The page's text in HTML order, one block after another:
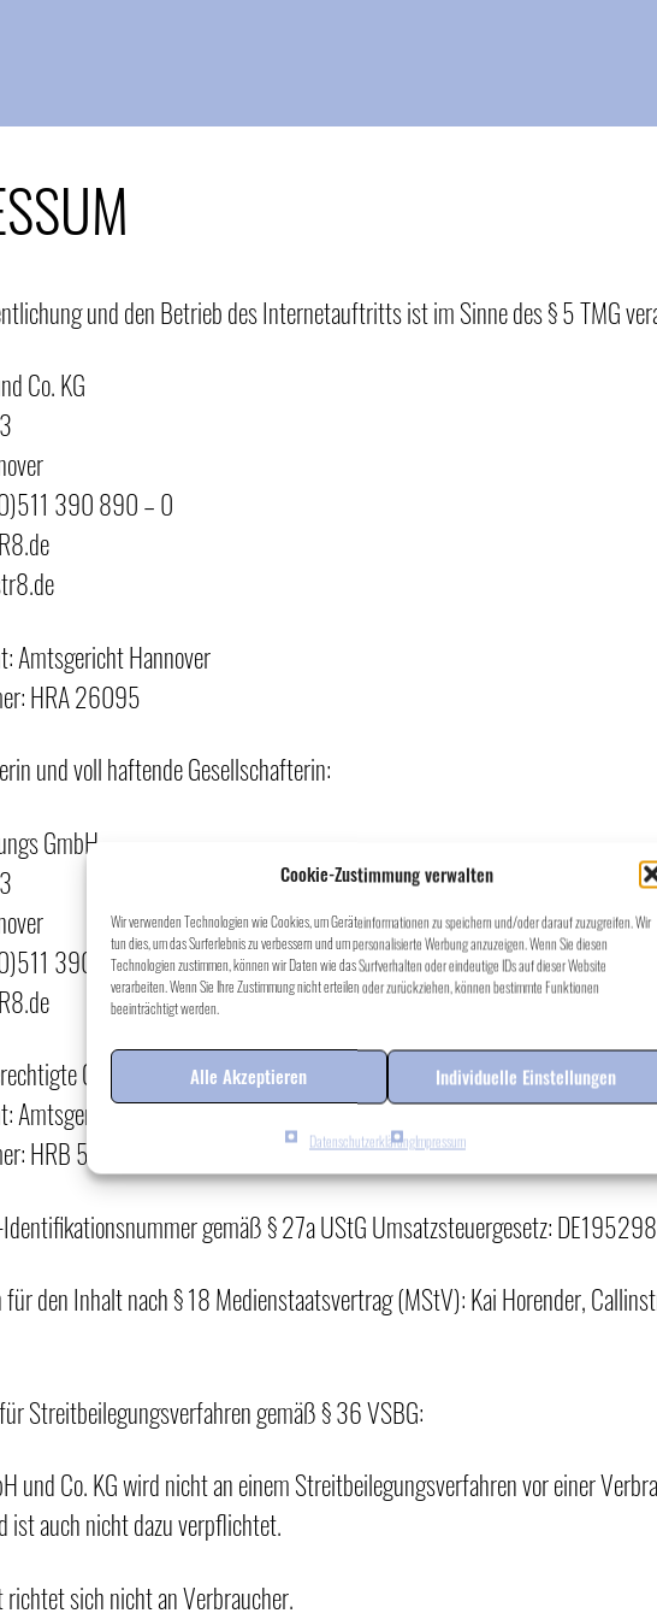
Cookie-Zustimmung verwalten
Wir verwenden Technologien wie Cookies, um Geräteinformationen zu speichern und/oder darauf zuzugreifen. Wir
tun dies, um das Surferlebnis zu verbessern und um personalisierte Werbung anzuzeigen. Wenn Sie diesen
Technologien zustimmen, können wir Daten wie das Surfverhalten oder eindeutige IDs auf dieser Website
verarbeiten. Wenn Sie Ihre Zustimmung nicht erteilen oder zurückziehen, können bestimmte Funktionen
beeinträchtigt werden.
Alle Akzeptieren Individuelle Einstellungen
DatenschutzerklärungImpressum
und den Betrieb des Internetauftritts ist im Sinne des § 5 TMG
Co. KG
390 890 – 0
Amtsgericht Hannover
HRA 26095
und voll haftende Gesellschafterin:
GmbH
390 890 – 0
Geschäftsführer*innen: Kai Horender, Anika Kube und Stephanie
Amtsgericht Hannover
HRB 58115
gemäß § 27a UStG Umsatzsteuergesetz:
den Inhalt nach § 18 Medienstaatsvertrag (MStV): Kai Horender,
Streitbeilegungsverfahren gemäß § 36 VSBG:
und Co. KG wird nicht an einem Streitbeilegungsverfahren vor einer
ist auch nicht dazu verpflichtet.
richtet sich nicht an Verbraucher.